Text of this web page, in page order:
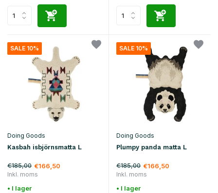
SALE 10%
Doing Goods
Kasbah isbjörnsmatta L
€185,00 €166,50
Inkl. moms
• I lager
SALE 10%
Doing Goods
Plumpy panda matta L
€185,00 €166,50
Inkl. moms
• I lager